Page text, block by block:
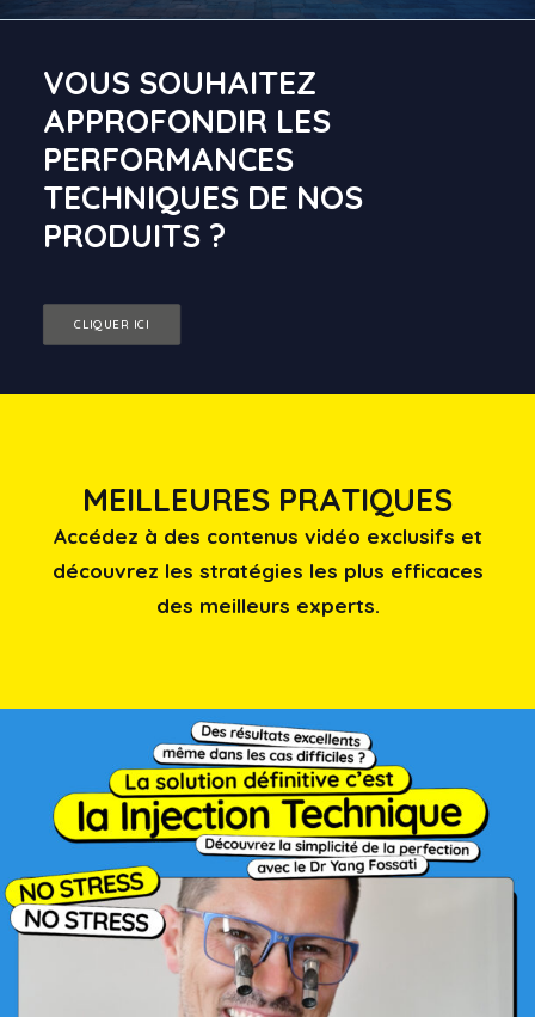
VOUS SOUHAITEZ
APPROFONDIR LES
PERFORMANCES
TECHNIQUES DE NOS
PRODUITS ?
CLIQUER ICI
MEILLEURES PRATIQUES
Accédez à des contenus vidéo exclusifs et
découvrez les stratégies les plus efficaces
des meilleurs experts.